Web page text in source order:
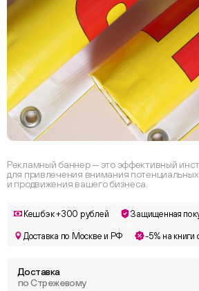
Рекламный баннер — это эффективный
для привлечения внимания
и продвижения вашего бизнеса.
Кешбэк +300 рублей Защищенная
Доставка по Москве и РФ -5% на книги
Доставка
по Стрежевому